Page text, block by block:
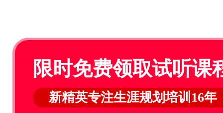
限时免费领取试听课
新精英专注生涯规划培训16年